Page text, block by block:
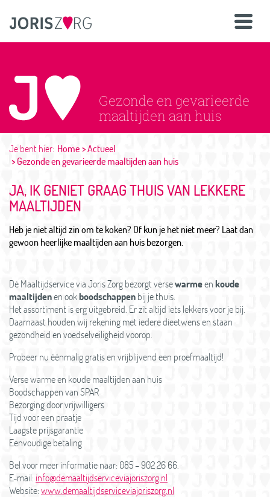
Gezonde en gevarieerde
maaltijden aan huis
Je bent hier: Home
Actueel
Gezonde en gevarieerde maaltijden aan huis
JA, IK GENIET GRAAG THUIS VAN LEKKERE
MAALTIJDEN
Heb je niet altijd zin om te koken? Of kun je het niet meer? Laat dan
gewoon heerlijke maaltijden aan huis bezorgen.
Dé Maaltijdservice via Joris Zorg bezorgt versewarmeen koude
maaltijdenen ookboodschappen bij je thuis.
Het assortiment is erg uitgebreid. Er zit altijd iets lekkers voor je bij.
Daarnaast houden wij rekening met iedere dieetwens en staan
gezondheid en voedselveiligheid voorop.
Probeer nu éénmalig gratis en vrijblijvend een proefmaaltijd!
Verse warme en koude maaltijden aan huis
Boodschappen van SPAR
Bezorging door vrijwilligers
Tijd voor een praatje
Laagste prijsgarantie
Eenvoudige betaling
Bel voor meer informatie naar: 085 – 902 26 66.
E-mail: info@demaaltijdserviceviajoriszorg.nl
Website:www.demaaltijdserviceviajoriszorg.nl